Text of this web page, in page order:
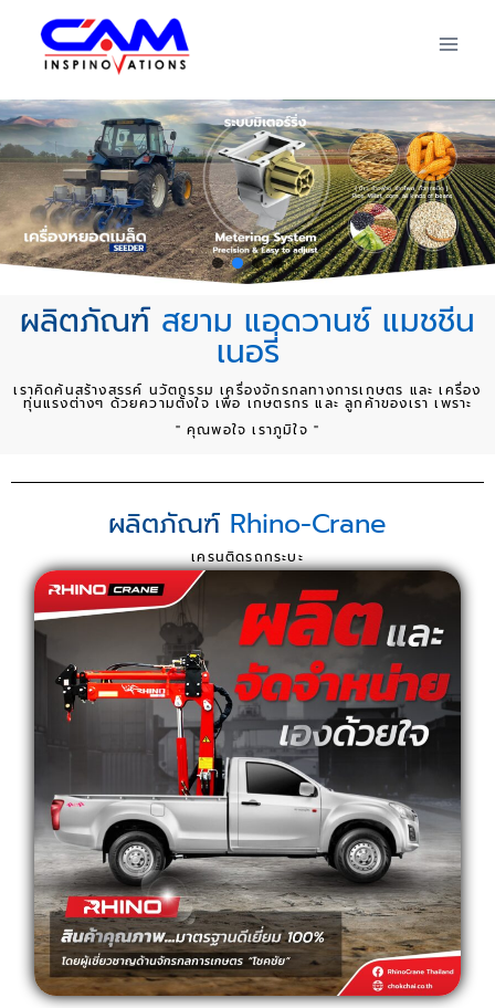
ผลิตภัณฑ์ สยาม แอดวานซ์ แมชชีน
เนอรี่
เราคิดค้นสร้างสรรค์ นวัตกรรม เครื่องจักรกลทางการเกษตร และ เครื่อง
ทุ่นแรงต่างๆ ด้วยความตั้งใจ เพื่อ เกษตรกร และ ลูกค้าของเรา เพราะ
" คุณพอใจ เราภูมิใจ "
ผลิตภัณฑ์ Rhino-Crane
เครนติดรถกระบะ